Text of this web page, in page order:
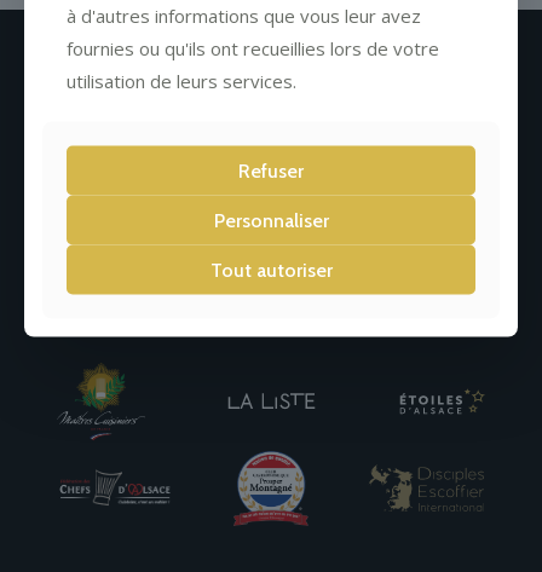
à d'autres informations que vous leur avez
fournies ou qu'ils ont recueillies lors de votre
utilisation de leurs services.
Refuser
Personnaliser
Tout autoriser